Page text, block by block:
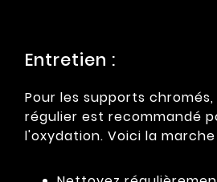
Entretien :
Pour les supports
régulier est recommandé
l'oxydation. Voici la